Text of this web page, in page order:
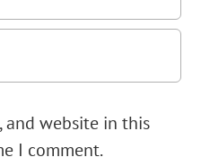
and website in this
I comment.